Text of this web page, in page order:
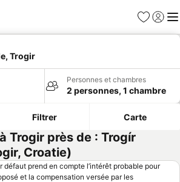
Favoris
Se
Trogir
Personnes et chambres
2 personnes, 1 chambre
Filtrer Carte
Trogir près de : Trogír
Croatie)
défaut prend en compte l’intérêt probable pour
et la compensation versée par les